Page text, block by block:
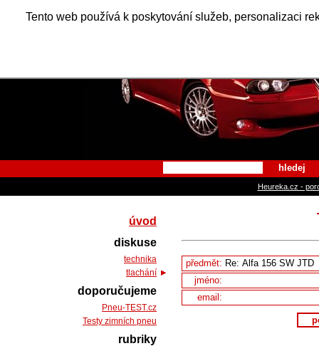
Tento web používá k poskytování služeb, personalizaci
Alfa
hledej
Heureka.cz -
předmět:
jméno:
email:
úvod
diskuse
technika
tlachání
doporučujeme
Pneu-TEST.cz
Testy zimních pneu
rubriky